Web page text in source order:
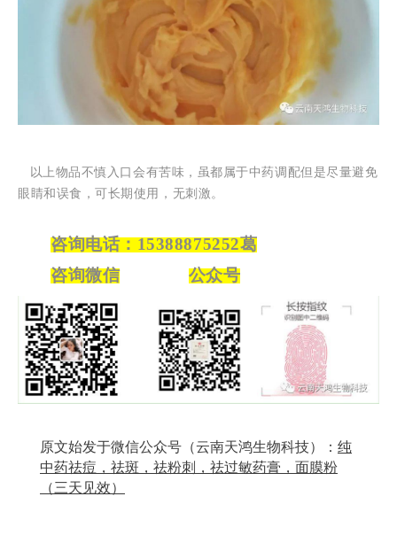
以上物品不慎入口会有苦味，虽都属于中药调配但是尽量避免
眼睛和误食，可长期使用，无刺激。
咨询电话 ： 15388875252葛
咨询微信
公众号
原文始发于微信公众号（云南天鸿生物科技）： 纯
中药祛痘，祛斑，祛粉刺，祛过敏药膏，面膜粉
（三天见效）